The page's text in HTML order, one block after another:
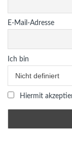
E-Mail-Adresse
Ich bin
Hiermit